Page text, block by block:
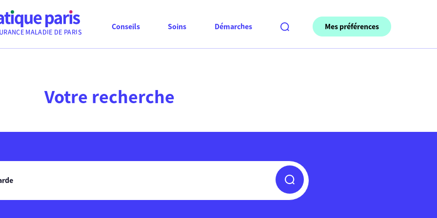
MALADIE DE PARIS
Conseils Soins Démarches Mes préférences
Votre recherche